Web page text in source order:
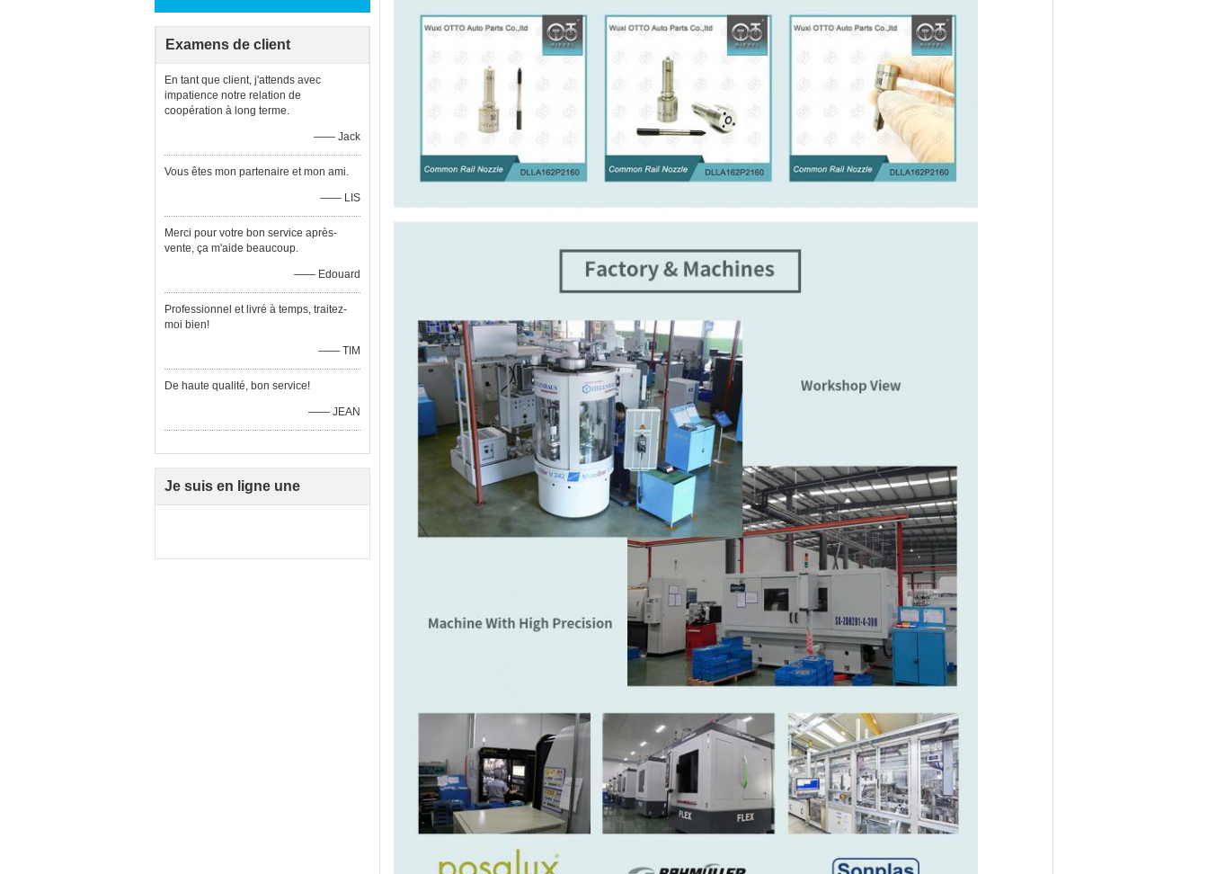
Examens de client
En tant que client, j'attends avec
impatience notre relation de
coopération à long terme.
—— Jack
Vous êtes mon partenaire et mon ami.
—— LIS
Merci pour votre bon service après-
vente, ça m'aide beaucoup.
—— Edouard
Professionnel et livré à temps, traitez-
moi bien!
—— TIM
De haute qualité, bon service!
—— JEAN
Je suis en ligne une